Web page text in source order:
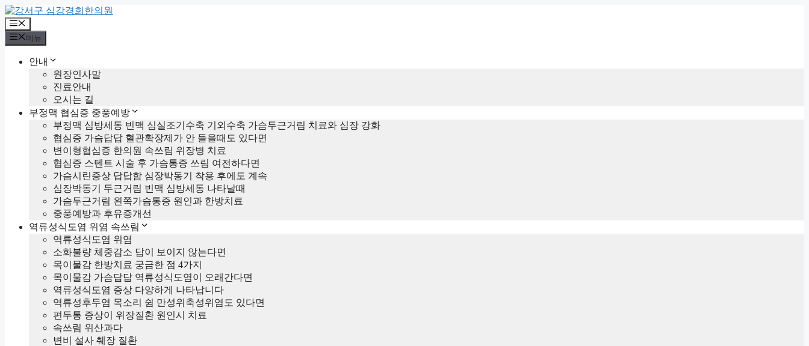
컨
텐
츠
로
메
뉴
메뉴
안내
원장인사말
진료안내
오시는 길
부정맥 협심증 중풍예방
부정맥 심방세동 빈맥 심실조기수축 기외수축 가슴두근거림 치료와 심장 강화
협심증 가슴답답 혈관확장제가 안 들을때도 있다면
변이형협심증 한의원 속쓰림 위장병 치료
협심증 스텐트 시술 후 가슴통증 쓰림 여전하다면
가슴시린증상 답답함 심장박동기 착용 후에도 계속
심장박동기 두근거림 빈맥 심방세동 나타날때
가슴두근거림 왼쪽가슴통증 원인과 한방치료
중풍예방과 후유증개선
역류성식도염 위염 속쓰림
역류성식도염 위염
소화불량 체중감소 답이 보이지 않는다면
목이물감 한방치료 궁금한 점 4가지
목이물감 가슴답답 역류성식도염이 오래간다면
역류성식도염 증상 다양하게 나타납니다
역류성후두염 목소리 쉼 만성위축성위염도 있다면
편두통 증상이 위장질환 원인시 치료
속쓰림 위산과다
변비 설사 췌장 질환